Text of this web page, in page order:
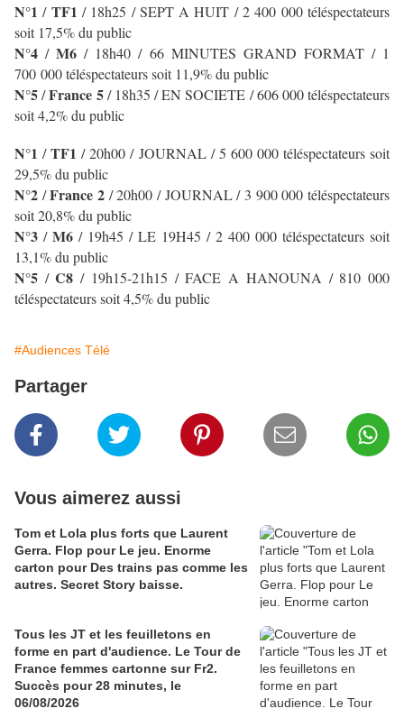
N°1/ TF1 / 18h25 / SEPT A HUIT / 2 400 000 téléspectateurs
soit 17,5% du public
N°4 /M6 / 18h40 / 66 MINUTES GRAND FORMAT / 1
700 000 téléspectateurs soit 11,9% du public
N°5/France 5/ 18h35 / EN SOCIETE / 606 000 téléspectateurs
soit 4,2% du public
N°1 /TF1 /20h00 / JOURNAL / 5 600 000 téléspectateurs soit
29,5% du public
N°2 /France 2 / 20h00 / JOURNAL / 3 900 000 téléspectateurs
soit 20,8% du public
N°3 / M6 / 19h45 / LE 19H45 / 2 400 000 téléspectateurs soit
13,1% du public
N°5 /C8/ 19h15-21h15 / FACE A HANOUNA / 810 000
téléspectateurs soit 4,5% du public
#Audiences Télé
Partager
Vous aimerez aussi
Tom et Lola plus forts que Laurent
Gerra. Flop pour Le jeu. Enorme
carton pour Des trains pas comme les
autres. Secret Story baisse.
Tous les JT et les feuilletons en
forme en part d'audience. Le Tour de
France femmes cartonne sur Fr2.
Succès pour 28 minutes, le
06/08/2026